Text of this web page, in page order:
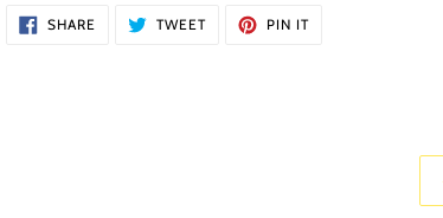
SHARE SHARE
TWEETTWEET
PIN ITPIN